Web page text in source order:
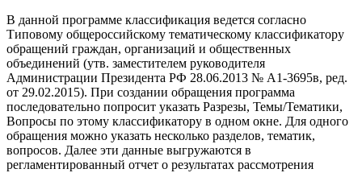
В данной программе классификация ведется согласно
Типовому общероссийскому тематическому классификатору
обращений граждан, организаций и общественных
объединений (утв. заместителем руководителя
Администрации Президента РФ 28.06.2013 № А1-3695в, ред.
от 29.02.2015). При создании обращения программа
последовательно попросит указать Разрезы, Темы/Тематики,
Вопросы по этому классификатору в одном окне. Для одного
обращения можно указать несколько разделов, тематик,
вопросов. Далее эти данные выгружаются в
регламентированный отчет о результатах рассмотрения